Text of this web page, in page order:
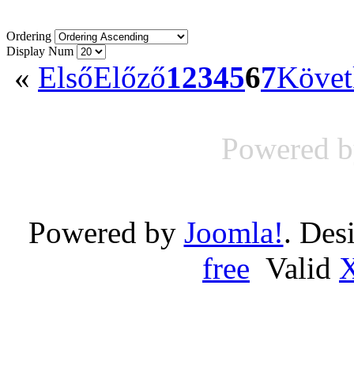
Ordering
Display Num
« ElsőElőző1234567
Powered
Powered by Joomla!.
free Valid